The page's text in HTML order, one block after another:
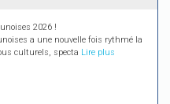
2026 !
a une nouvelle fois rythmé la
culturels, specta Lire plus